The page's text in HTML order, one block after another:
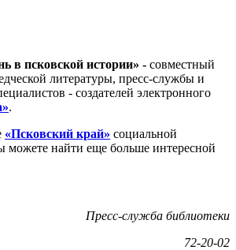
в псковской истории» - совместный
литературы, пресс-службы и
- создателей электронного
.
«Псковский край» социальной
можете найти еще больше интересной
Пресс-служба библиотеки
72-20-02